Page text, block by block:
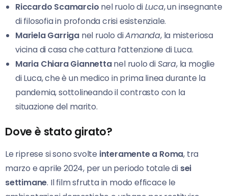
Riccardo Scamarcio nel ruolo diLuca, un insegnante
di filosofia in profonda crisi esistenziale.
Mariela Garriga nel ruolo diAmanda, la misteriosa
vicina di casa che cattura l’attenzione di Luca.
Maria Chiara Giannettanel ruolo diSara, la moglie
di Luca, che è un medico in prima linea durante la
pandemia, sottolineando il contrasto con la
situazione del marito.
Dove è stato girato?
Le riprese si sono svolte interamente a Roma, tra
marzo e aprile 2024, per un periodo totale di sei
settimane. Il film sfrutta in modo efficace le